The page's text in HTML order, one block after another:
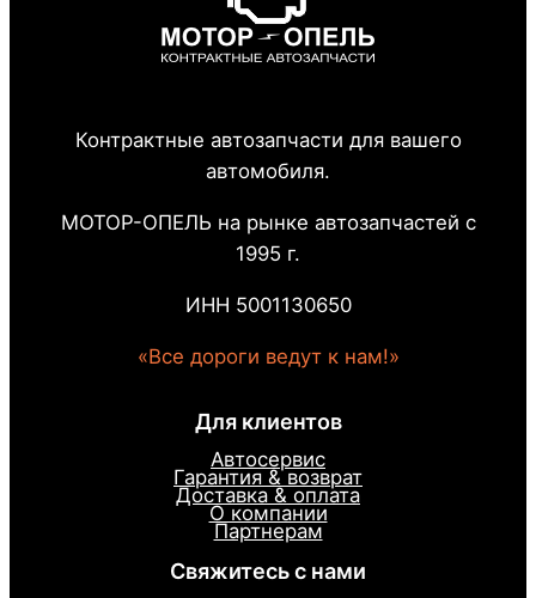
Контрактные автозапчасти для вашего
автомобиля.
МОТОР-ОПЕЛЬ на рынке автозапчастей с
1995 г.
ИНН 5001130650
«Все дороги ведут к нам!»
Для клиентов
Автосервис
Гарантия & возврат
Доставка & оплата
О компании
Партнерам
Свяжитесь с нами